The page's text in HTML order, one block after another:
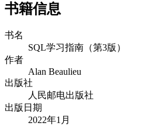
书籍信息
书名
SQL学习指南（第3版）
作者
Alan Beaulieu
出版社
人民邮电出版社
出版日期
2022年1月